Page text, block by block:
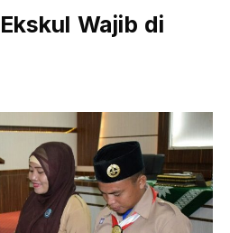
Wajib di